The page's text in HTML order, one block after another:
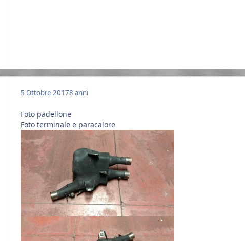
5 Ottobre 20178 anni
Foto padellone
Foto terminale e paracalore